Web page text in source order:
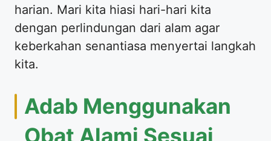
harian. Mari kita hiasi hari-hari kita
dengan perlindungan dari alam agar
keberkahan senantiasa menyertai langkah
kita.
Adab Menggunakan
Obat Alami Sesuai